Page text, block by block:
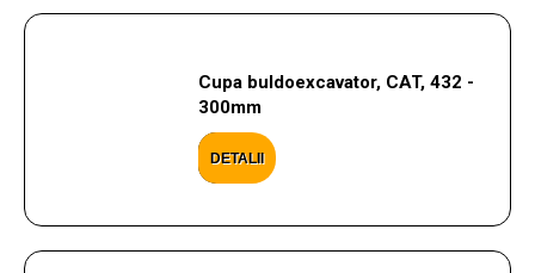
Cupa buldoexcavator, CAT, 432 -
300mm
DETALII